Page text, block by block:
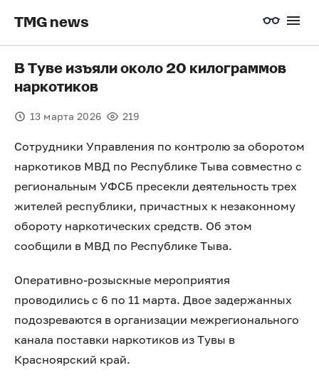
TMG news
В Туве изъяли около 20 килограммов
наркотиков
13 марта 2026 219
Сотрудники Управления по контролю за оборотом
наркотиков МВД по Республике Тыва совместно с
региональным УФСБ пресекли деятельность трех
жителей республики, причастных к незаконному
обороту наркотических средств. Об этом
сообщили в МВД по Республике Тыва.
Оперативно-розыскные мероприятия
проводились с 6 по 11 марта. Двое задержанных
подозреваются в организации межрегионального
канала поставки наркотиков из Тувы в
Красноярский край.